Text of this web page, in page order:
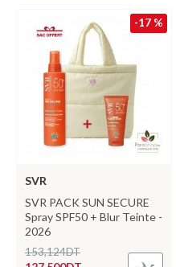
-17 %
SVR
SVR PACK SUN SECURE
Spray SPF50 + Blur Teinte -
2026
153,124DT